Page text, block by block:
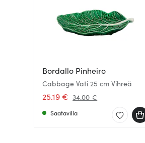
Bordallo Pinheiro
Cabbage Vati 25 cm Vihreä
25.19 € 34.00 €
Saatavilla